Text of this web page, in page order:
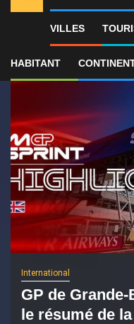
VILLES
HABITANT
ALERTES INFO
International
GP de
le résumé de